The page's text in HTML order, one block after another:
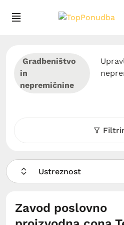
Gradbeništvo
in
nepremičnine
Ustreznost
Zavod poslovno